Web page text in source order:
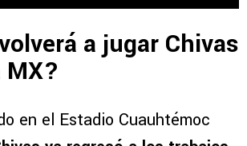
a jugar Chivas
MX?
en el Estadio Cuauhtémoc